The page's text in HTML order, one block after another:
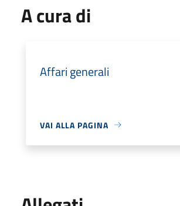
A cura di
Affari generali
VAI ALLA PAGINA